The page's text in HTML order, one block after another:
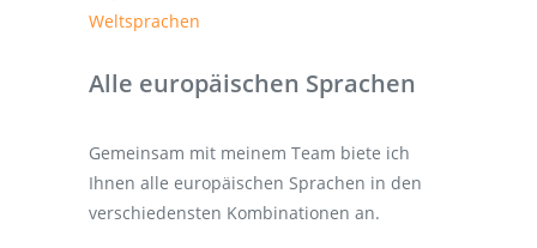
Alle europäischen Sprachen
Gemeinsam mit meinem Team biete ich
Ihnen alle europäischen Sprachen in den
verschiedensten Kombinationen an.